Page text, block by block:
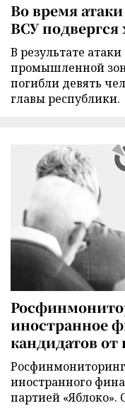
Во время
ВСУ подвергся
В результате
промышленной
погибли девять
главы республики.
иностранное
кандидатов
иностранного
партией «Яблоко».